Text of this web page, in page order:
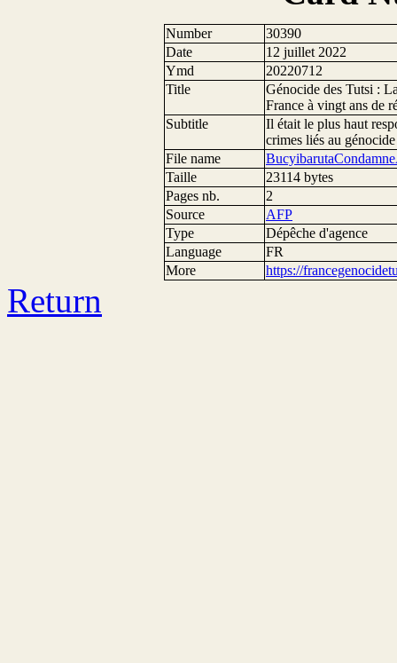
Number
30390
Date
12 juillet 2022
Ymd
20220712
Title
Génocide des Tutsi :
France à vingt ans de
Subtitle
Il était le plus haut
crimes liés au
File name
Taille
23114 bytes
Pages nb.
2
Source
AFP
Type
Dépêche d'agence
Language
FR
More
https://
Return